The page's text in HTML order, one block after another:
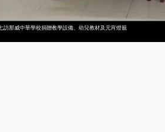
訪那威中華學校捐贈教學設備、幼兒教材及元宵燈籠